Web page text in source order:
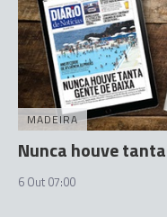
MADEIRA
Nunca houve
6 Out 07:00